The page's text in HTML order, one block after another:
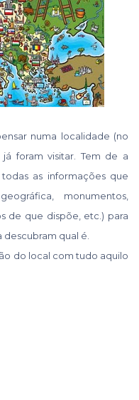
numa localidade (no
foram visitar. Tem de a
as informações que
monumentos,
de que dispõe, etc.) para
qual é.
do local com tudo aquilo